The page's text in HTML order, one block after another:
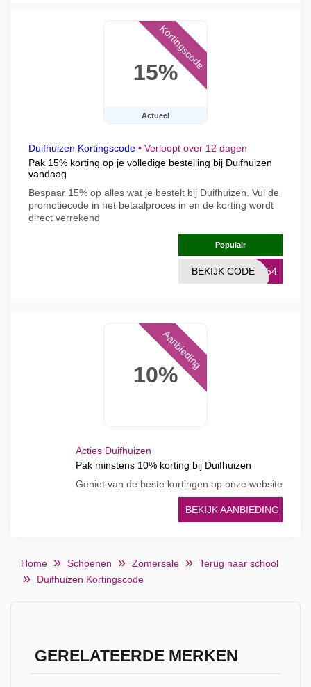
15%
Actueel
Kortingscode
Duifhuizen Kortingscode • Verloopt over 12 dagen
Pak 15% korting op je volledige bestelling bij Duifhuizen
vandaag
Bespaar 15% op alles wat je bestelt bij Duifhuizen. Vul de
promotiecode in het betaalproces in en de korting wordt
direct verrekend
Populair
1154
BEKIJK CODE
10%
Aanbieding
Acties Duifhuizen
Pak minstens 10% korting bij Duifhuizen
Geniet van de beste kortingen op onze website
BEKIJK AANBIEDING
Home Schoenen Zomersale
Terug naar school
Duifhuizen Kortingscode
GERELATEERDE MERKEN